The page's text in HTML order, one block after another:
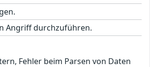
Angriff durchzuführen.
Fehler beim Parsen von Daten